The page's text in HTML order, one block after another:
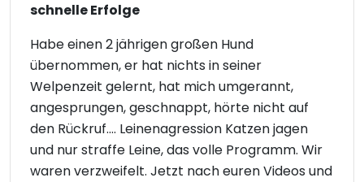
schnelle Erfolge
Habe einen 2 jährigen großen Hund
übernommen, er hat nichts in seiner
Welpenzeit gelernt, hat mich umgerannt,
angesprungen, geschnappt, hörte nicht auf
den Rückruf.... Leinenagression Katzen jagen
und nur straffe Leine, das volle Programm. Wir
waren verzweifelt. Jetzt nach euren Videos und